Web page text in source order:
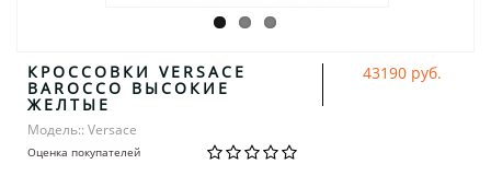
КРОССОВКИ VERSACE
BAROCCO ВЫСОКИЕ
ЖЕЛТЫЕ
Модель:: Versace
Оценка покупателей
43190 руб.